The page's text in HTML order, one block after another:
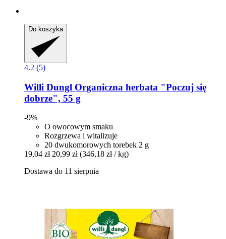
Do koszyka
4.2 (5)
Willi Dungl Organiczna herbata "Poczuj się
dobrze", 55 g
-9%
O owocowym smaku
Rozgrzewa i witalizuje
20 dwukomorowych torebek 2 g
19,04 zł 20,99 zł (346,18 zł / kg)
Dostawa do 11 sierpnia